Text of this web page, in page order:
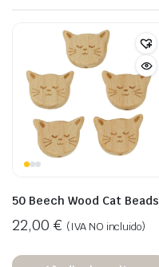
50 Beech Wood Cat Beads
22,00 € (IVA NO incluido)